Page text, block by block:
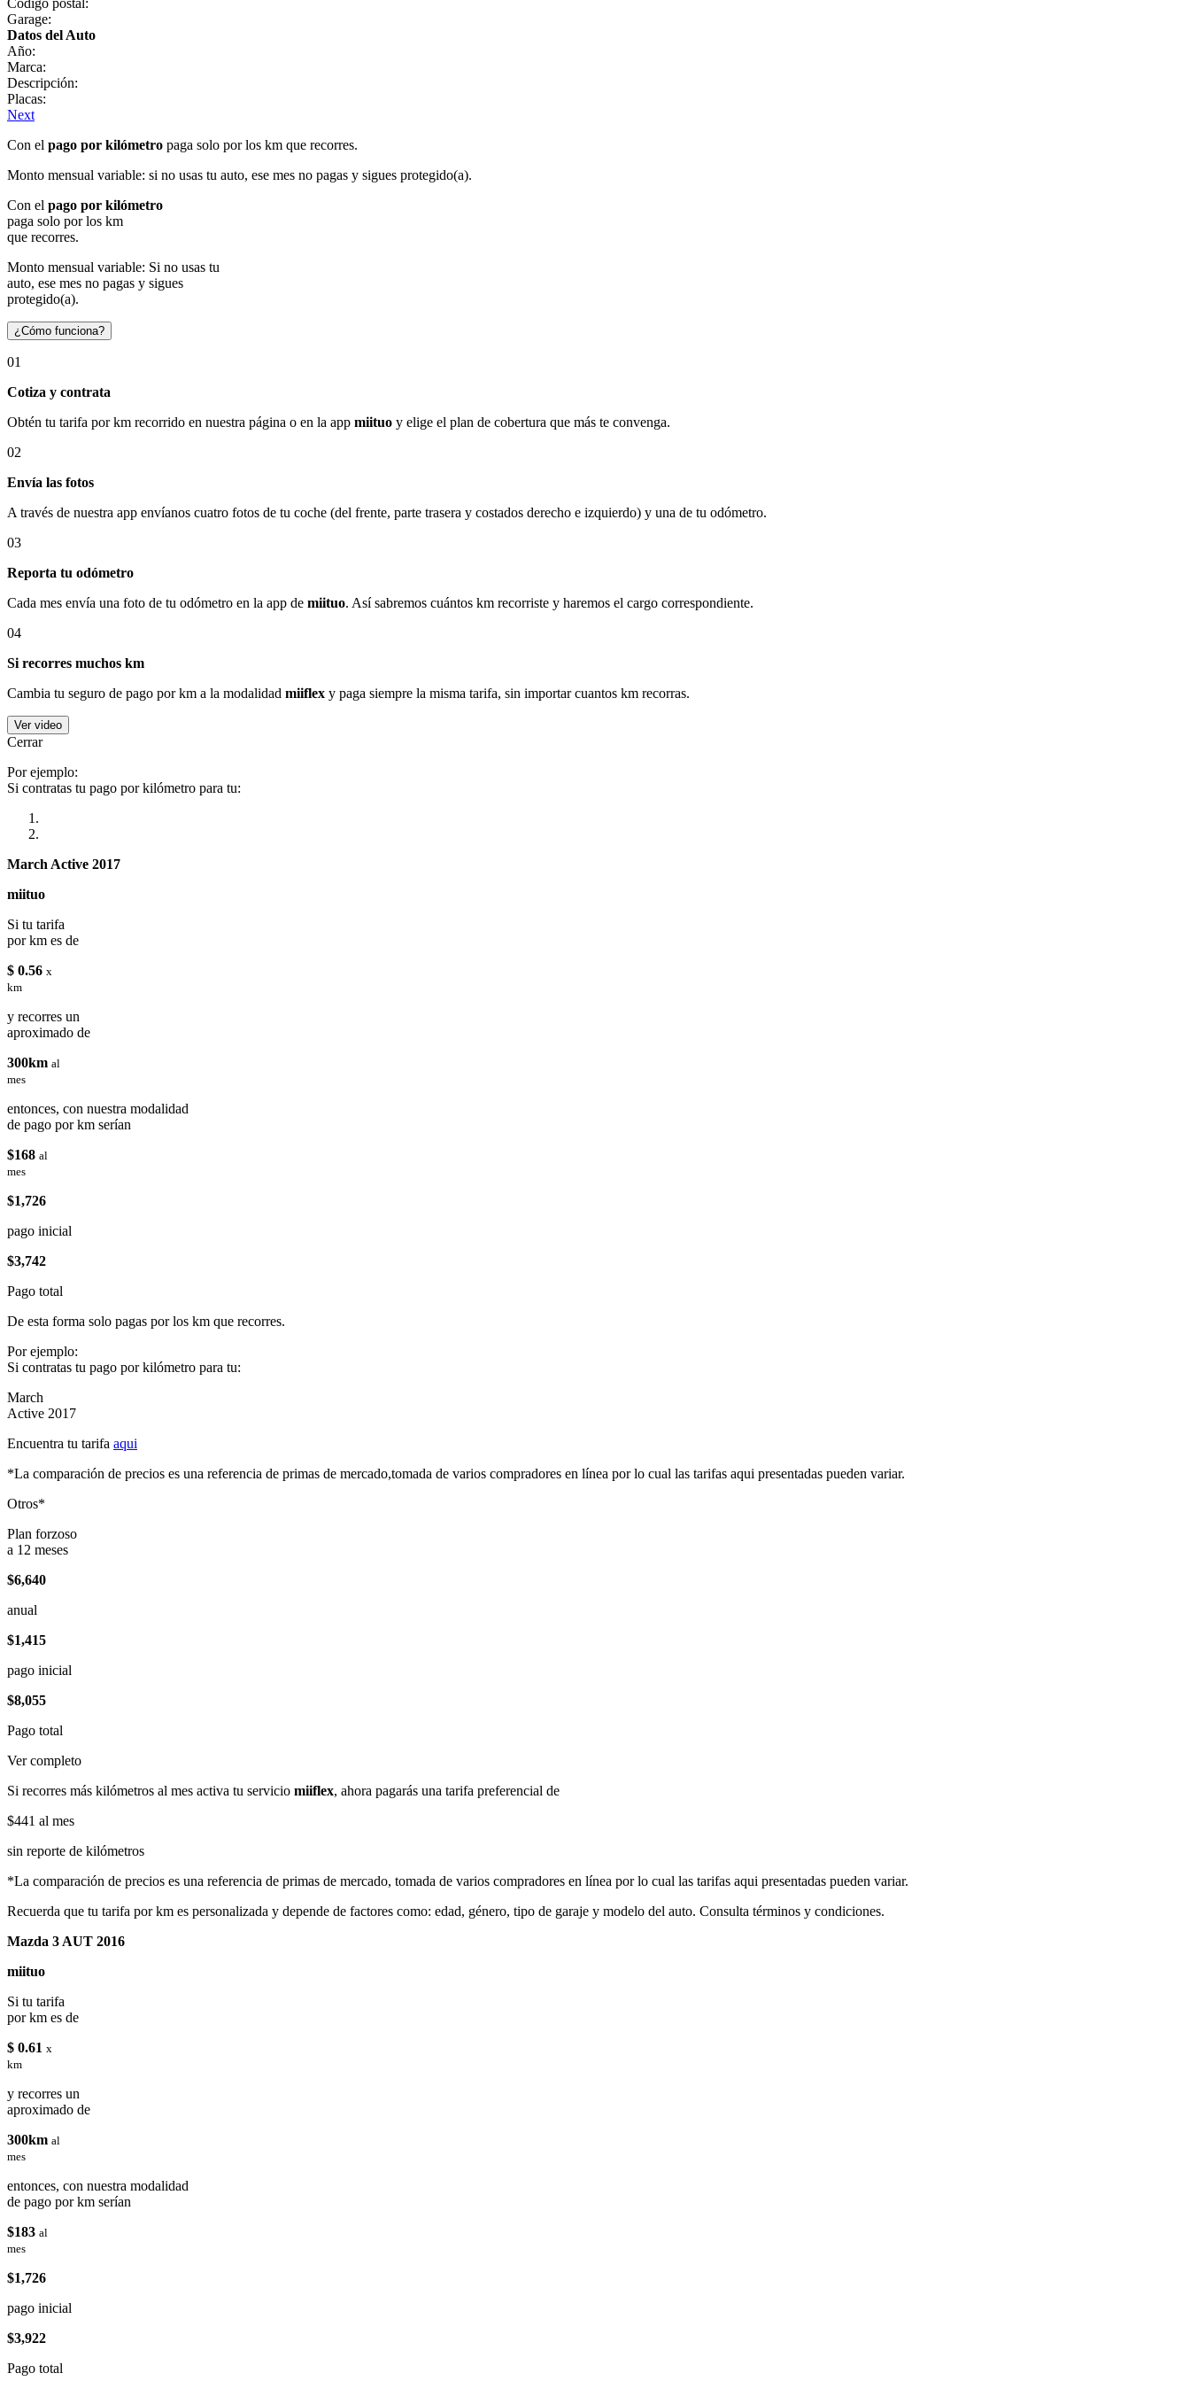
Garage:
Datos del Auto
Año:
Marca:
Descripción:
Placas:
Next
Con el pago por kilómetro paga solo por los km que recorres.
Monto mensual variable: si no usas tu auto, ese mes no pagas y sigues protegido(a).
Con el pago por kilómetro
paga solo por los km
que recorres.
Monto mensual variable: Si no usas tu
auto, ese mes no pagas y sigues
protegido(a).
¿Cómo funciona?
01
Cotiza y contrata
Obtén tu tarifa por km recorrido en nuestra página o en la app miituo y elige el plan de cobertura que más te convenga.
02
Envía las fotos
A través de nuestra app envíanos cuatro fotos de tu coche (del frente, parte trasera y costados derecho e izquierdo) y una de tu odómetro.
03
Reporta tu odómetro
Cada mes envía una foto de tu odómetro en la app de miituo. Así sabremos cuántos km recorriste y haremos el cargo correspondiente.
04
Si recorres muchos km
Cambia tu seguro de pago por km a la modalidad miiflex y paga siempre la misma tarifa, sin importar cuantos km recorras.
Ver video
Cerrar
Por ejemplo:
Si contratas tu pago por kilómetro para tu:
March Active 2017
miituo
Si tu tarifa
por km es de
$ 0.56 x
km
y recorres un
aproximado de
300km al
mes
entonces, con nuestra modalidad
de pago por km serían
$168 al
mes
$1,726
pago inicial
$3,742
Pago total
De esta forma solo pagas por los km que recorres.
Por ejemplo:
Si contratas tu pago por kilómetro para tu:
March
Active 2017
Encuentra tu tarifa aqui
*La comparación de precios es una referencia de primas de mercado,tomada de varios compradores en línea por lo cual las tarifas aqui presentadas pueden variar.
Otros*
Plan forzoso
a 12 meses
$6,640
anual
$1,415
pago inicial
$8,055
Pago total
Ver completo
Si recorres más kilómetros al mes activa tu servicio miiflex, ahora pagarás una tarifa preferencial de
$441 al mes
sin reporte de kilómetros
*La comparación de precios es una referencia de primas de mercado, tomada de varios compradores en línea por lo cual las tarifas aqui presentadas pueden variar.
Recuerda que tu tarifa por km es personalizada y depende de factores como: edad, género, tipo de garaje y modelo del auto. Consulta términos y condiciones.
Mazda 3 AUT 2016
miituo
Si tu tarifa
por km es de
$ 0.61 x
km
y recorres un
aproximado de
300km al
mes
entonces, con nuestra modalidad
de pago por km serían
$183 al
mes
$1,726
pago inicial
$3,922
Pago total